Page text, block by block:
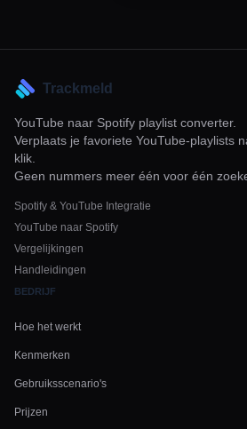
Trackmeld
YouTube naar Spotify playlist converter.
Verplaats je favoriete YouTube-playlists
klik.
Geen nummers meer één voor één
Spotify & YouTube Integratie
YouTube naar Spotify
Vergelijkingen
Handleidingen
BEDRIJF
Hoe het werkt
Kenmerken
Gebruiksscenario's
Prijzen